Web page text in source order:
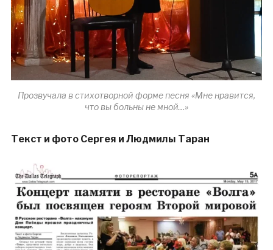
Прозвучала в стихотворной форме песня «Мне нравится,
что вы больны не мной…»
Текст и фото Сергея и Людмилы Таран